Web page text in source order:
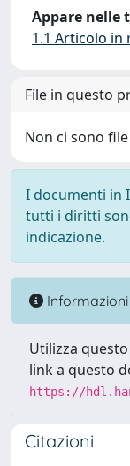
Appare nelle
1.1 Articolo in
File in questo
Non ci sono
I documenti in
tutti i diritti
indicazione.
Informazioni
Utilizza
link a questo
https://
Citazioni